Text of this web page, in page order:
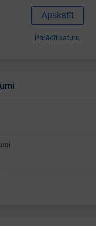
Apskatīt
Parādīt saturu